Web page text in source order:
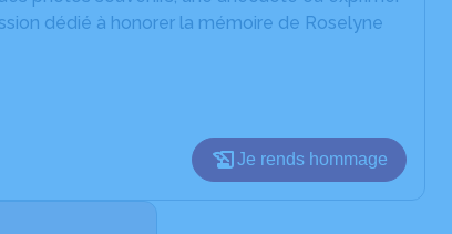
dédié à honorer la mémoire de Roselyne
Je rends hommage